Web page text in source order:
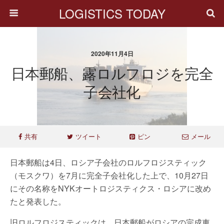
LOGISTICS TODAY
2020年11月4日
日本郵船、露ロルフロジを完全
子会社化
共有 ツイート ピン メール
日本郵船は4日、ロシア子会社のロルフロジスティック
（モスクワ）を7月に完全子会社化した上で、10月27日
にその名称をNYKオートロジスティクス・ロシアに改め
たと発表した。